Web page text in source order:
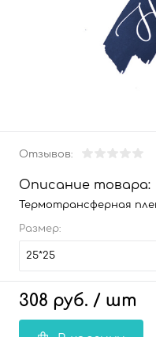
Отзывов:
Описание товара:
Термотрансферная
Размер:
25*25
308 руб. / шт